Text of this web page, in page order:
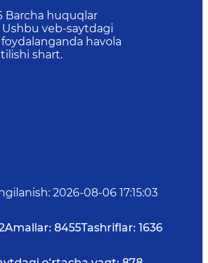
Barcha huquqlar
veb-saytdagi
havola
shart.
: 2026-08-06 17:15:03
Amallar: 8455Tashriflar: 1636